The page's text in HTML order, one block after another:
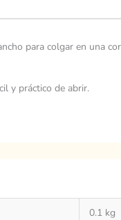
para colgar en una
y práctico de abrir.
0.1 kg